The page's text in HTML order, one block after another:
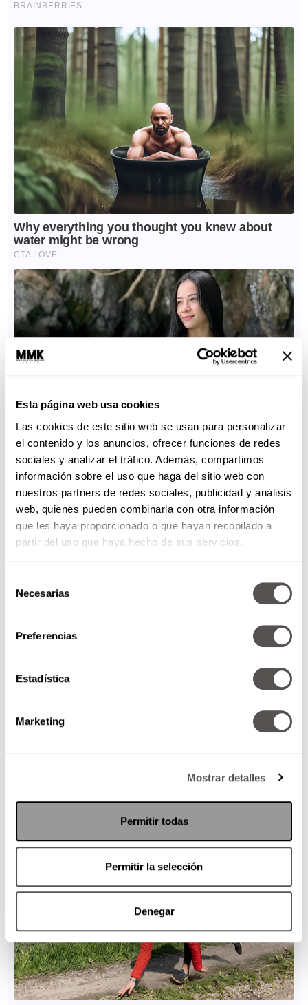
Esta página web usa cookies
Las cookies de este sitio web se usan para personalizar
el contenido y los anuncios, ofrecer funciones de redes
sociales y analizar el tráfico. Además, compartimos
información sobre el uso que haga del sitio web con
nuestros partners de redes sociales, publicidad y análisis
web, quienes pueden combinarla con otra información
que les haya proporcionado o que hayan recopilado a
partir del uso que haya hecho de sus servicios.
Necesarias
Preferencias
Estadística
Marketing
Mostrar detalles
Permitir todas
Permitir la selección
Denegar